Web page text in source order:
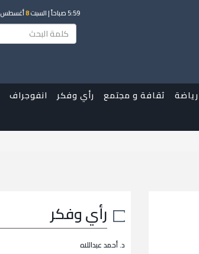
5:59 صباحاً | السبت8أغسطس 2026 م |
رياضة ثقافة و مجتمع رأي وفكر
انفوجراف
رأي وفكر
د. أحمد عبداللاه